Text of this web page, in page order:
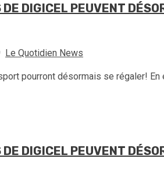
DIGICEL PEUVENT
Le Quotidien News
pourront désormais se régaler!
DIGICEL PEUVENT